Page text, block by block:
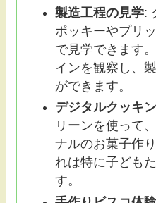
製造工程の見学:
ポッキーやプリ
で見学できます
インを観察し、
ができます。
デジタルクッキ
リーンを使って
ナルのお菓子作
れは特に子ども
す。